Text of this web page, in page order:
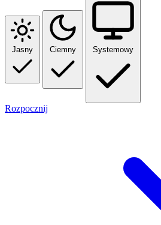
Jasny Ciemny Systemowy
Rozpocznij